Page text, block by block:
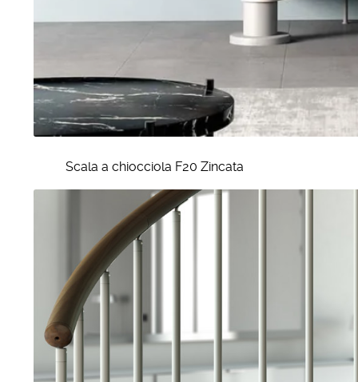
Scala a chiocciola F20 Zincata